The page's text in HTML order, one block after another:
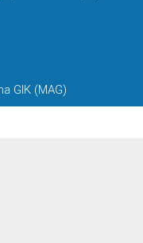
GIK (MAG)